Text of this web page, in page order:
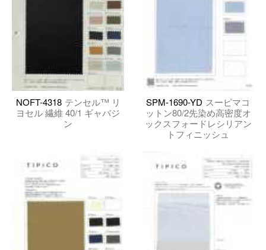
NOFT-4318 テンセル™ リ
ヨセル 繊維 40/1 ギャバジ
ン
SPM-1690-YD スーピマコ
ットン80/2先染め高密度オ
ックスフォードレシリアン
トフィニッシュ